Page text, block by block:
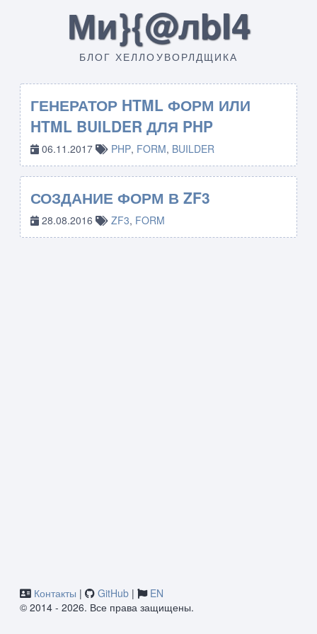
Ми}{@лbI4
БЛОГ ХЕЛЛОУВОРЛДЩИКА
ГЕНЕРАТОР HTML ФОРМ ИЛИ
HTML BUILDER ДЛЯ PHP
06.11.2017 PHP, FORM, BUILDER
СОЗДАНИЕ ФОРМ В ZF3
28.08.2016 ZF3, FORM
Контакты | GitHub |
EN
© 2014 - 2026. Все права защищены.